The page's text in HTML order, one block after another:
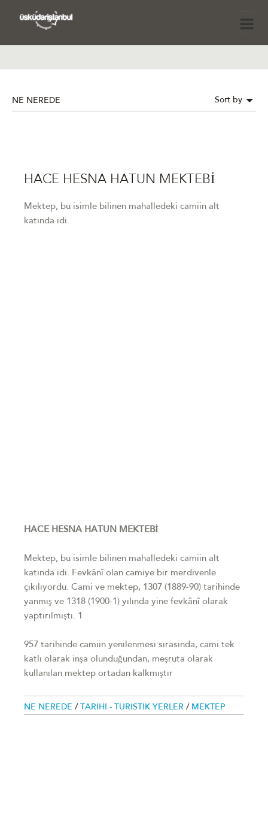
NE NEREDE Sort by
HACE HESNA HATUN MEKTEBİ
Mektep, bu isimle bilinen mahalledeki camiin alt
katında idi.
HACE HESNA HATUN MEKTEBİ
Mektep, bu isimle bilinen mahalledeki camiin alt
katında idi. Fevkânî olan camiye bir merdivenle
çıkılıyordu. Cami ve mektep, 1307 (1889-90) tarihinde
yanmış ve 1318 (1900-1) yılında yine fevkânî olarak
yaptırılmıştı. 1
957 tarihinde camiin yenilenmesi sırasında, cami tek
katlı olarak inşa olunduğundan, meşruta olarak
kullanılan mektep ortadan kalkmıştır
NE NEREDE / TARIHI - TURISTIK YERLER / MEKTEP